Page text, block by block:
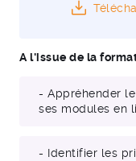
A l'issue de la
- Appréhender
ses modules en
- Identifier les